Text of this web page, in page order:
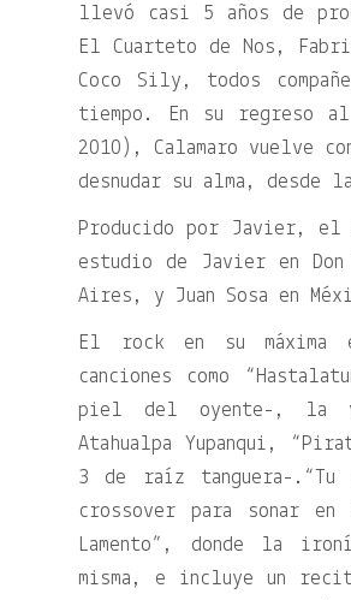
llevó casi 5 años de
El Cuarteto de Nos,
Coco Sily, todos
tiempo. En su regreso
2010), Calamaro vuelve
desnudar su alma, desde
Producido por Javier, el
estudio de Javier en Don
Aires, y Juan Sosa en
El rock en su máxima
canciones como
piel del oyente-, la
Atahualpa Yupanqui,
3 de raíz tanguera-
crossover para sonar
Lamento”, donde la
misma, e incluye un